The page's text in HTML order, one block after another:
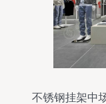
不锈钢挂架中